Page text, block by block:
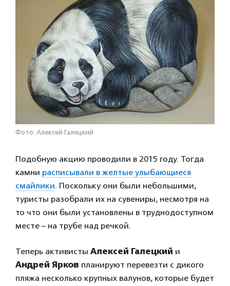
Фото: Алексей Галецкий
Подобную акцию проводили в 2015 году. Тогда
камни расписывали в желтые улыбающиеся
смайлики. Поскольку они были небольшими,
туристы разобрали их на сувениры, несмотря на
то что они были установлены в труднодоступном
месте – на трубе над речкой.
Теперь активисты Алексей Галецкий и
Андрей Ярков планируют перевезти с дикого
пляжа несколько крупных валунов, которые будет